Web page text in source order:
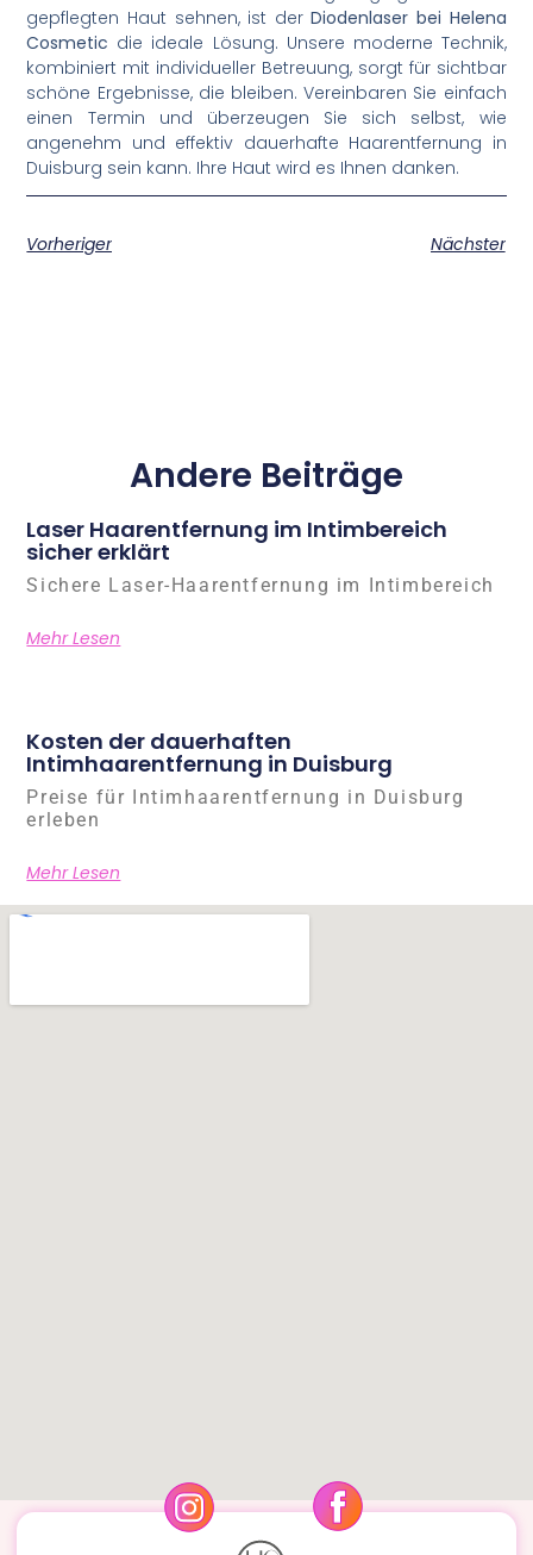
gepflegten Haut sehnen, ist derDiodenlaser bei Helena
Cosmetic die ideale Lösung. Unsere moderne Technik,
kombiniert mit individueller Betreuung, sorgt für sichtbar
schöne Ergebnisse, die bleiben. Vereinbaren Sie einfach
einen Termin und überzeugen Sie sich selbst, wie
angenehm und effektiv dauerhafte Haarentfernung in
Duisburg sein kann. Ihre Haut wird es Ihnen danken.
Vorheriger Nächster
Andere Beiträge
Laser Haarentfernung im Intimbereich
sicher erklärt
Sichere Laser-Haarentfernung im Intimbereich
Mehr Lesen
Kosten der dauerhaften
Intimhaarentfernung in Duisburg
Preise für Intimhaarentfernung in Duisburg
erleben
Mehr Lesen